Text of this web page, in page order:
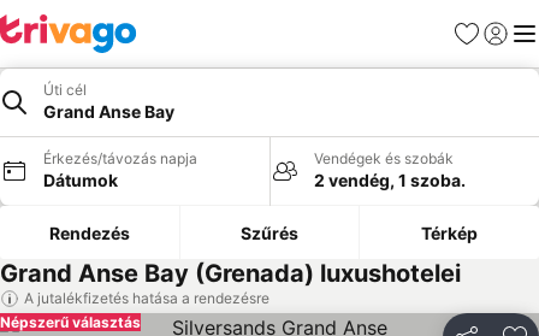
Kedvencek
Úti cél
Grand Anse Bay
Érkezés/távozás napja
Dátumok
Vendégek és szobák
2 vendég, 1 szoba.
Rendezés Szűrés Térkép
Grand Anse Bay (Grenada) luxushotelei
A jutalékfizetés hatása a rendezésre
Népszerű választás